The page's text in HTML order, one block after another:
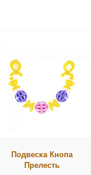
Подвеска Кнопа
Прелесть